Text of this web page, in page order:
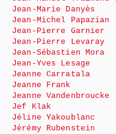
Jean-Marie Danyès
Jean-Michel Papazian
Jean-Pierre Garnier
Jean-Pierre Levaray
Jean-Sébastien Mora
Jean-Yves Lesage
Jeanne Carratala
Jeanne Frank
Jeanne Vandenbroucke
Jef Klak
Jéline Yakoublanc
Jérémy Rubenstein